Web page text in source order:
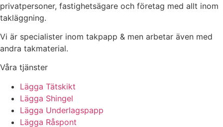
privatpersoner, fastighetsägare och företag med allt inom
takläggning.
Vi är specialister inom takpapp & men arbetar även med
andra takmaterial.
Våra tjänster
Lägga Tätskikt
Lägga Shingel
Lägga Underlagspapp
Lägga Råspont